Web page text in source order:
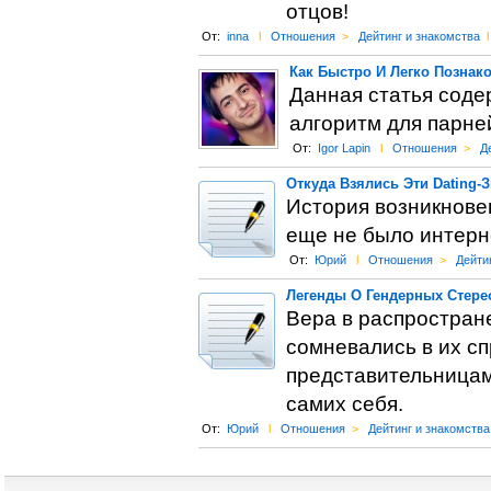
отцов!
От: inna l Отношения > Дейтинг и знакомства l
Как Быстро И Легко
Данная статья
алгоритм для
От: Igor Lapin l Отношения >
Откуда Взялись Эти Dating-
История
еще не было
От: Юрий l Отношения >
Легенды О Гендерных
Вера в
сомневались в их
самих себя.
От: Юрий l Отношения > Дейтинг и знакомства